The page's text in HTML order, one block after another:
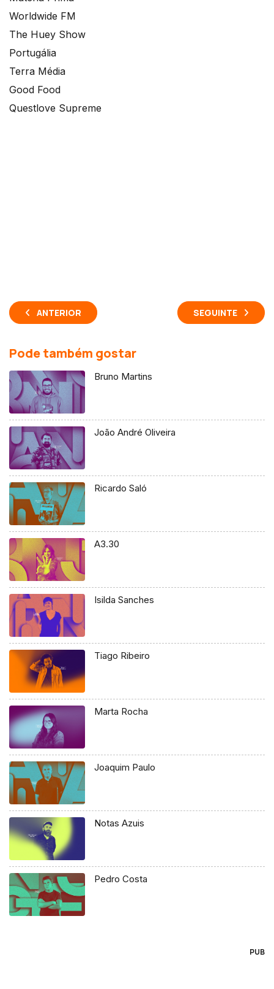
Worldwide FM
The Huey Show
Portugália
Terra Média
Good Food
Questlove Supreme
ANTERIOR SEGUINTE
Pode também gostar
Bruno Martins
João André Oliveira
Ricardo Saló
A3.30
Isilda Sanches
Tiago Ribeiro
Marta Rocha
Joaquim Paulo
Notas Azuis
Pedro Costa
PUB